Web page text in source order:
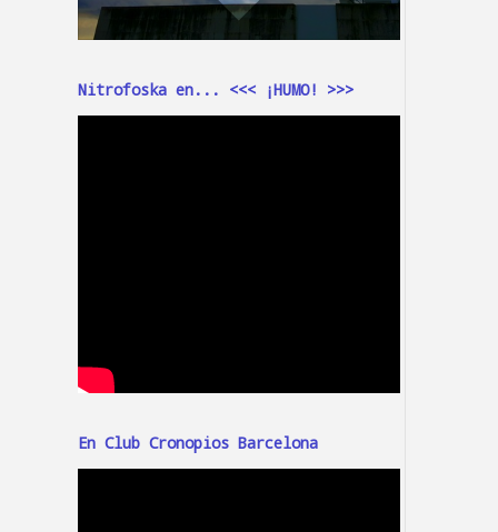
Nitrofoska en... <<< ¡HUMO! >>>
En Club Cronopios Barcelona